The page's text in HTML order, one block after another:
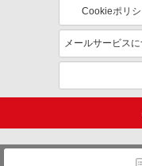
Cookieポリ
メールサービス